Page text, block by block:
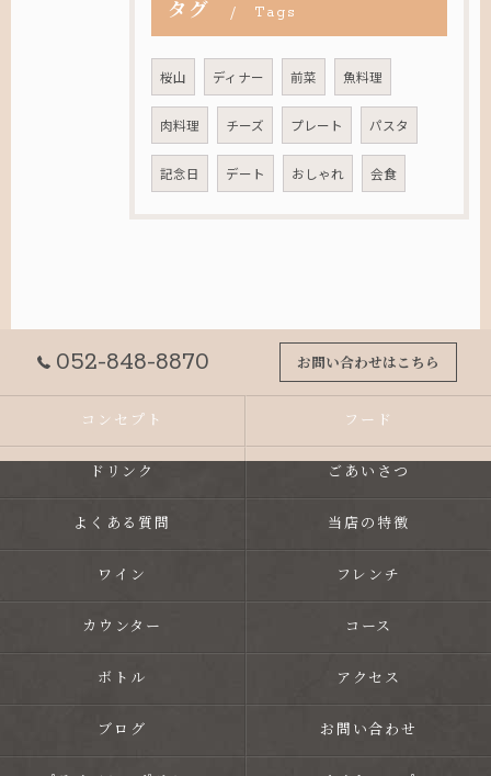
タグ Tags
桜山 ディナー 前菜 魚料理
肉料理 チーズ プレート パスタ
記念日 デート おしゃれ 会食
052-848-8870 お問い合わせはこちら
コンセプト フード
ドリンク ごあいさつ
よくある質問 当店の特徴
ワイン フレンチ
カウンター コース
ボトル アクセス
ブログ お問い合わせ